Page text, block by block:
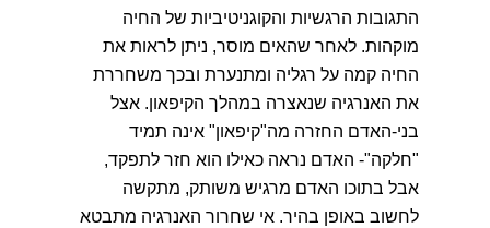
התגובות הרגשיות והקוגניטיביות של החיה
מוקהות. לאחר שהאים מוסר, ניתן לראות את
החיה קמה על רגליה ומתנערת ובכך משחררת
את האנרגיה שנאצרה במהלך הקיפאון. אצל
בני-האדם החזרה מה"קיפאון" אינה תמיד
"חלקה"- האדם נראה כאילו הוא חזר לתפקד,
אבל בתוכו האדם מרגיש משותק, מתקשה
לחשוב באופן בהיר. אי שחרור האנרגיה מתבטא